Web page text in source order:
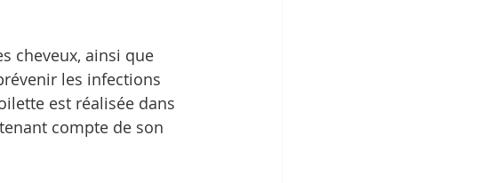
cheveux, ainsi que
les infections
est réalisée dans
compte de son